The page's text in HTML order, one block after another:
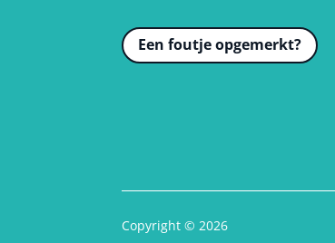
Een foutje opgemerkt?
Copyright © 2026